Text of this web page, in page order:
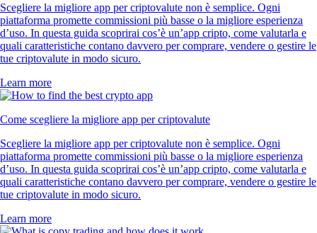
Scegliere la migliore app per criptovalute non è semplice. Ogni
piattaforma promette commissioni più basse o la migliore esperienza
d’uso. In questa guida scoprirai cos’è un’app cripto, come valutarla e
quali caratteristiche contano davvero per comprare, vendere o gestire le
tue criptovalute in modo sicuro.
Learn more
Come scegliere la migliore app per criptovalute
Scegliere la migliore app per criptovalute non è semplice. Ogni
piattaforma promette commissioni più basse o la migliore esperienza
d’uso. In questa guida scoprirai cos’è un’app cripto, come valutarla e
quali caratteristiche contano davvero per comprare, vendere o gestire le
tue criptovalute in modo sicuro.
Learn more